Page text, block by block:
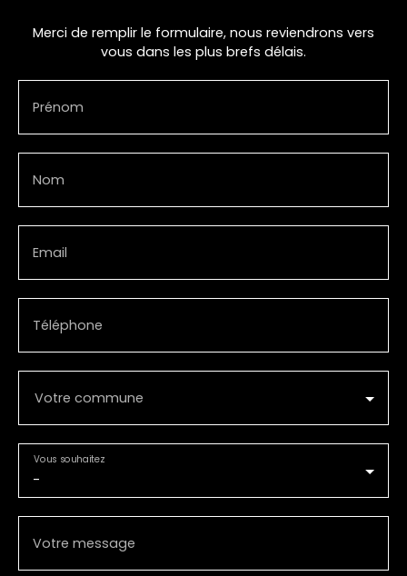
Merci de remplir le formulaire, nous reviendrons vers
vous dans les plus brefs délais.
Prénom
Nom
Email
Téléphone
Votre commune
-
Vous souhaitez
Votre message